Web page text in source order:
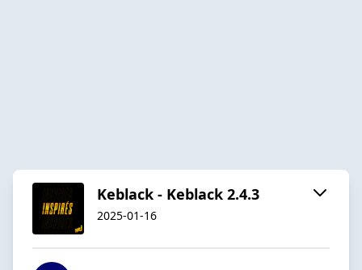
Keblack - Keblack 2.4.3
2025-01-16